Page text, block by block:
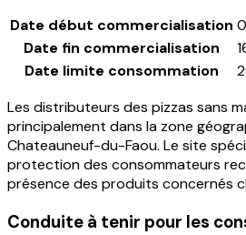
Date début commercialisation
Date fin commercialisation
Date limite consommation
Les distributeurs des pizzas sans
principalement dans la zone
Chateauneuf-du-Faou. Le site
protection des consommateurs
présence des produits concernés
Conduite à tenir pour les